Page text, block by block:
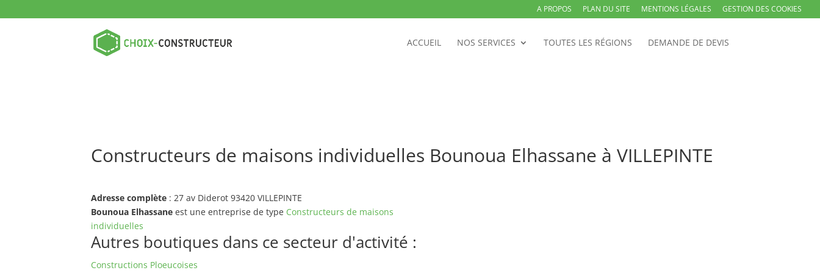
A PROPOS PLAN DU SITE MENTIONS LÉGALES GESTION DES COOKIES
ACCUEIL NOS SERVICES TOUTES LES RÉGIONS DEMANDE DE DEVIS
Constructeurs de maisons individuelles Bounoua Elhassane à VILLEPINTE
Adresse complète : 27 av Diderot 93420 VILLEPINTE
Bounoua Elhassane est une entreprise de type Constructeurs de maisons
individuelles
Autres boutiques dans ce secteur d'activité :
Constructions Ploeucoises